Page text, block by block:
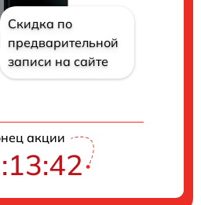
Скидка по
предварительной
записи на сайте
акции